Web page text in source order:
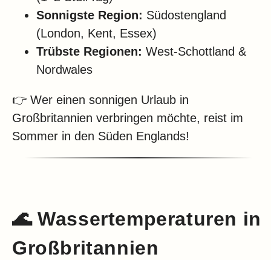
Sonnigste Region: Südostengland
(London, Kent, Essex)
Trübste Regionen: West-Schottland &
Nordwales
👉 Wer einen sonnigen Urlaub in
Großbritannien verbringen möchte, reist im
Sommer in den Süden Englands!
🌊 Wassertemperaturen in
Großbritannien